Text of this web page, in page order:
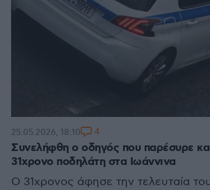
Συνελήφθη ο οδηγός που παρέσυρε
31χρονο ποδηλάτη στα Ιωάννινα
Ο 31χρονος άφησε την τελευταία
25.05.2026, 18:10 4